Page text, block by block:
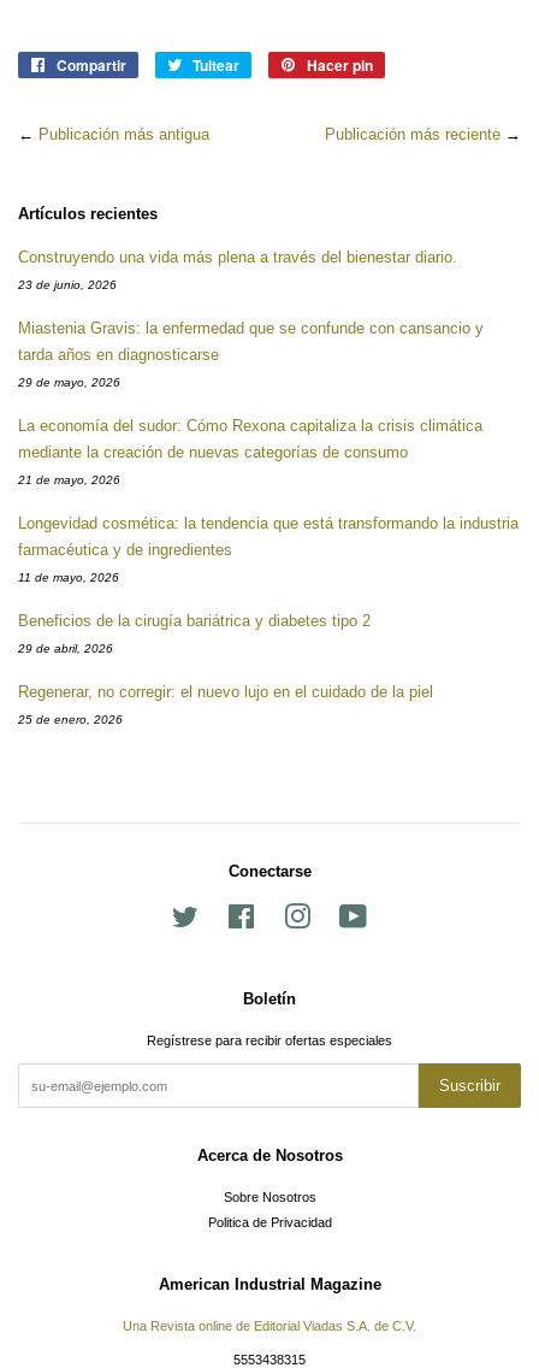
Compartir
CompartirTuitear
Tuitear Hacer pin
← Publicación más antigua Publicación más reciente →
Artículos recientes
Construyendo una vida más plena a través del bienestar diario.
23 de junio, 2026
Miastenia Gravis: la enfermedad que se confunde con cansancio y
tarda años en diagnosticarse
29 de mayo, 2026
La economía del sudor: Cómo Rexona capitaliza la crisis climática
mediante la creación de nuevas categorías de consumo
21 de mayo, 2026
Longevidad cosmética: la tendencia que está transformando la industria
farmacéutica y de ingredientes
11 de mayo, 2026
Beneficios de la cirugía bariátrica y diabetes tipo 2
29 de abril, 2026
Regenerar, no corregir: el nuevo lujo en el cuidado de la piel
25 de enero, 2026
Conectarse
Facebook Instagram
Boletín
Regístrese para recibir ofertas especiales
Suscribir
Acerca de Nosotros
Sobre Nosotros
Politica de Privacidad
American Industrial Magazine
Una Revista online de Editorial Viadas S.A. de C.V.
5553438315